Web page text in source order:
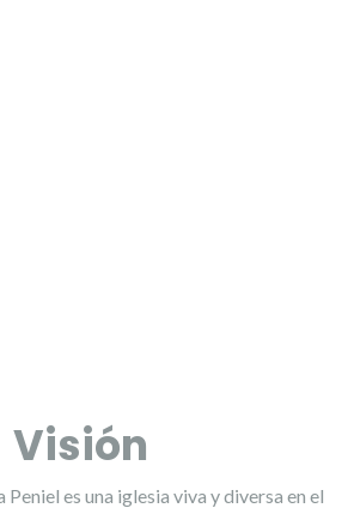
Visión
Peniel es una iglesia viva y diversa en el